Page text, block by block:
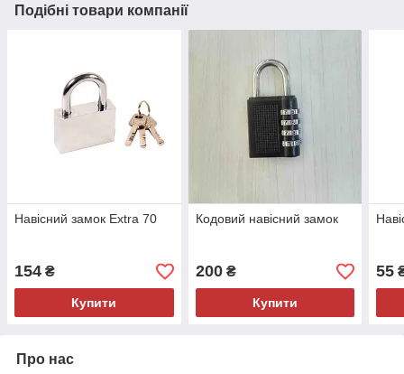
Подібні товари компанії
Навісний замок Ехtra 70
154 ₴
Купити
Кодовий навісний замок
200₴
Купити
55
Про нас